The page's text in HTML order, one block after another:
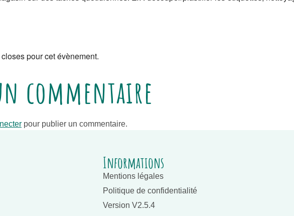
pour cet évènement.
commentaire
pour publier un commentaire.
Informations
Mentions légales
Politique de confidentialité
Version V2.5.4